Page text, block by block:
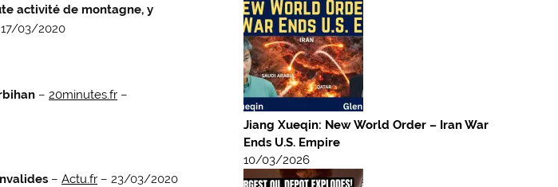
activité de montagne, y
03/2020
–20minutes.fr –
–Actu.fr – 23/03/2020
Jiang Xueqin: New World Order – Iran War
Ends U.S. Empire
10/03/2026